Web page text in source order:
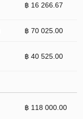
฿ 16 266.67
฿ 70 025.00
฿ 40 525.00
฿ 118 000.00